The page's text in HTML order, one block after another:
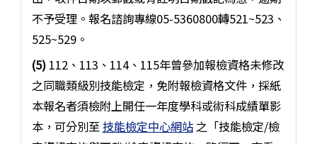
不予受理。報名諮詢專線05-5360800轉521~523、
525~529。
(5)112、113、114、115年曾參加報檢資格未修改
之同職類級別技能檢定，免附報檢資格文件，採紙
本報名者須檢附上開任一年度學科或術科成績單影
本，可分別至技能檢定中心網站之「技能檢定/檢